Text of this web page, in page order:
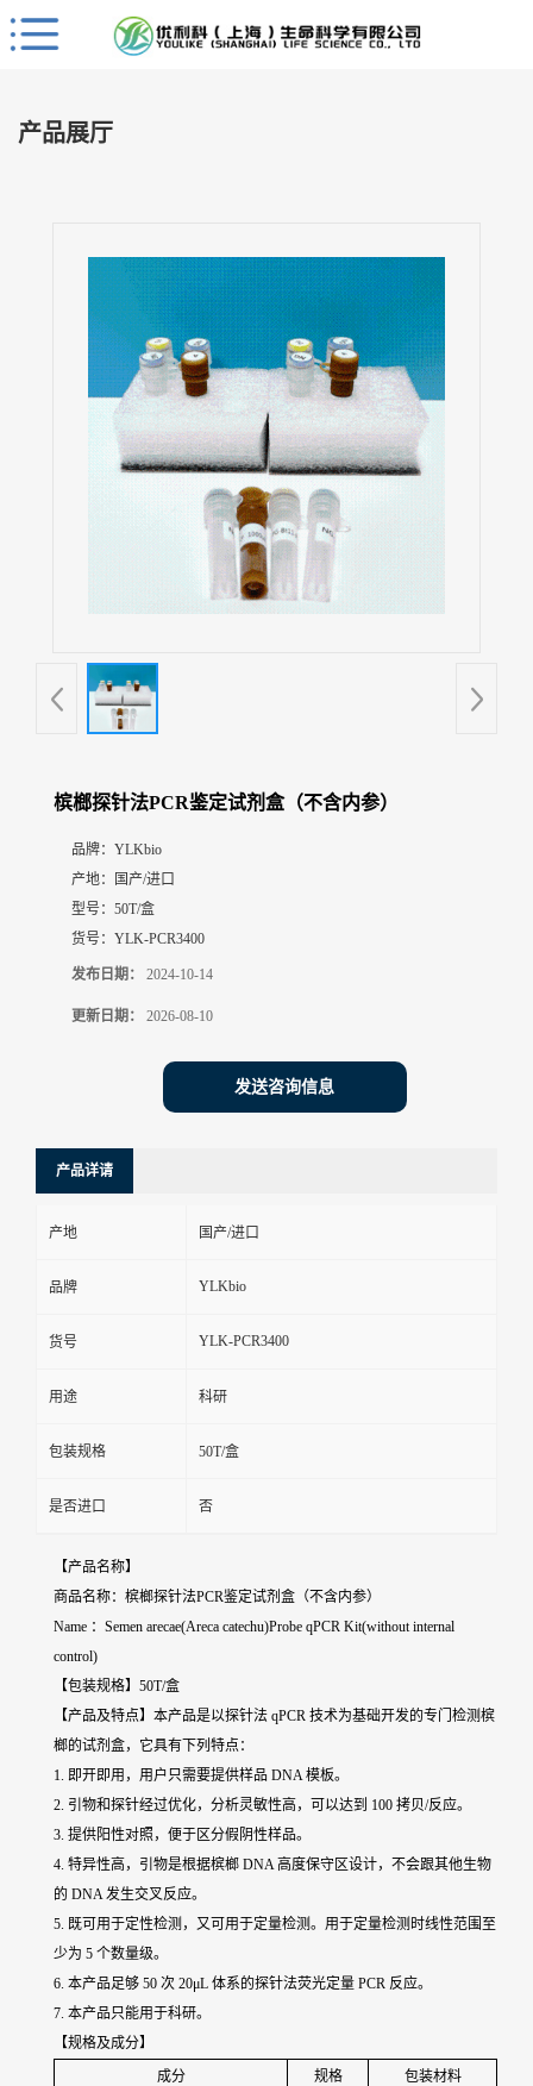
Close
首
产品展厅
槟榔探针法PCR鉴定试剂盒（不含内参）
品牌： YLKbio
产地：
国产/进口
型号： 50T/盒
货号： YLK-PCR3400
发布日期： 2024-10-14
更新日期： 2026-08-10
发送咨询信息
产品详请
产地 国产/进口
品牌 YLKbio
货号 YLK-PCR3400
用途 科研
包装规格 50T/盒
是否进口 否
【产品名称】
商品名称：槟榔探针法PCR鉴定试剂盒（不含内参）
Name ：Semen arecae(Areca catechu)Probe qPCR Kit(without internal
control)
【包装规格】50T/盒
【产品及特点】本产品是以探针法 qPCR 技术为基础开发的专门检测槟
榔的试剂盒，它具有下列特点：
1. 即开即用，用户只需要提供样品 DNA 模板。
2. 引物和探针经过优化，分析灵敏性高，可以达到 100 拷贝/反应。
3. 提供阳性对照，便于区分假阴性样品。
4. 特异性高，引物是根据槟榔 DNA 高度保守区设计，不会跟其他生物
的 DNA 发生交叉反应。
5. 既可用于定性检测，又可用于定量检测。用于定量检测时线性范围至
少为 5 个数量级。
6. 本产品足够 50 次 20μL 体系的探针法荧光定量 PCR 反应。
7. 本产品只能用于科研。
【规格及成分】
成分
规格 包装材料